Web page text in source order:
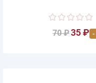
70 ₽35 ₽ -